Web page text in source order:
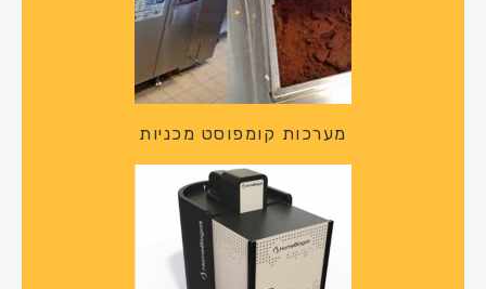
מערכות קומפוסט מכניות